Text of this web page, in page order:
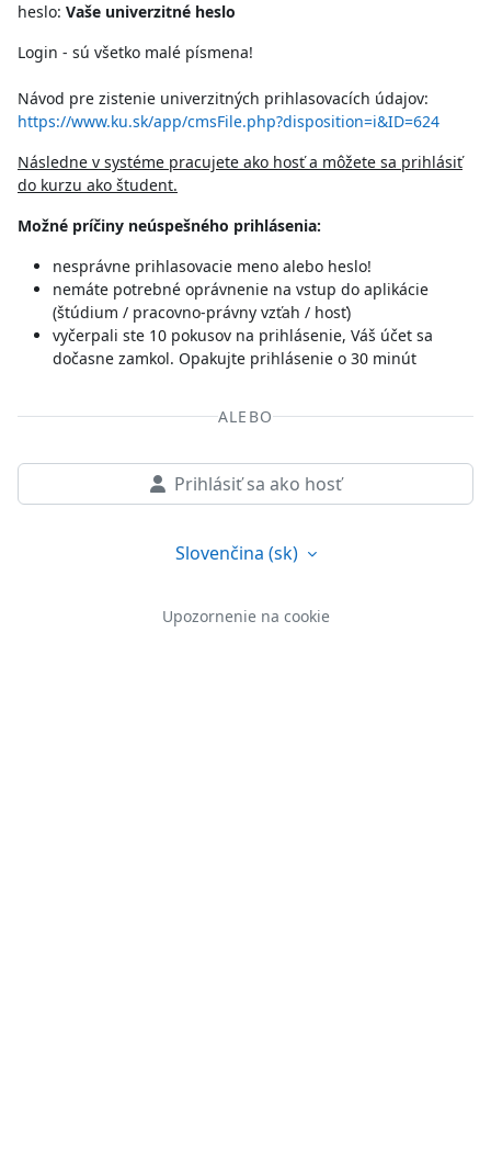
heslo: Vaše univerzitné heslo
Login - sú všetko malé písmena!
Návod pre zistenie univerzitných prihlasovacích údajov:
https://www.ku.sk/app/cmsFile.php?disposition=i&ID=624
Následne v systéme pracujete ako hosť a môžete sa prihlásiť
do kurzu ako študent.
Možné príčiny neúspešného prihlásenia:
nesprávne prihlasovacie meno alebo heslo!
nemáte potrebné oprávnenie na vstup do aplikácie
(štúdium / pracovno-právny vzťah / hosť)
vyčerpali ste 10 pokusov na prihlásenie, Váš účet sa
dočasne zamkol. Opakujte prihlásenie o 30 minút
ALEBO
Prihlásiť sa ako hosť
Slovenčina ‎(sk)‎
Upozornenie na cookie